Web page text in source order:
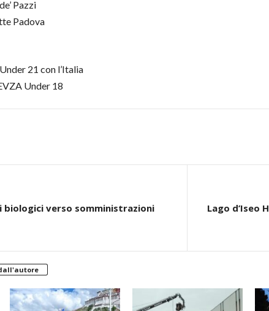
Pazzi
Padova
21 con l’Italia
Under 18
biologici verso somministrazioni
Lago d’Iseo